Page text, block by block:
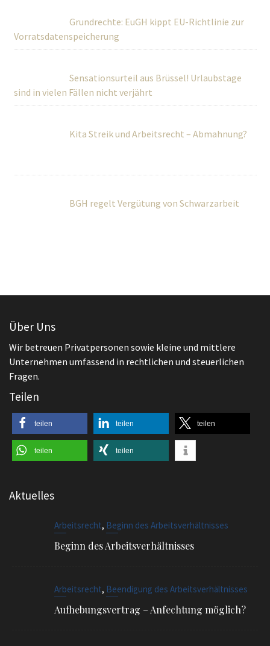
Grundrechte: EuGH kippt EU-Richtlinie zur
Vorratsdatenspeicherung
Sensationsurteil aus Brüssel! Urlaubstage
sind in vielen Fällen nicht verjährt
Kita Streik und Arbeitsrecht – Abmahnung?
BGH regelt Vergütung von Schwarzarbeit
Über Uns
Wir betreuen Privatpersonen sowie kleine und mittlere
Unternehmen umfassend in rechtlichen und steuerlichen
Fragen.
Teilen
teilen teilen teilen
teilen teilen
Aktuelles
Arbeitsrecht, Beginn des Arbeitsverhältnisses
Beginn des Arbeitsverhältnisses
Arbeitsrecht, Beendigung des Arbeitsverhältnisses
Aufhebungsvertrag – Anfechtung möglich?